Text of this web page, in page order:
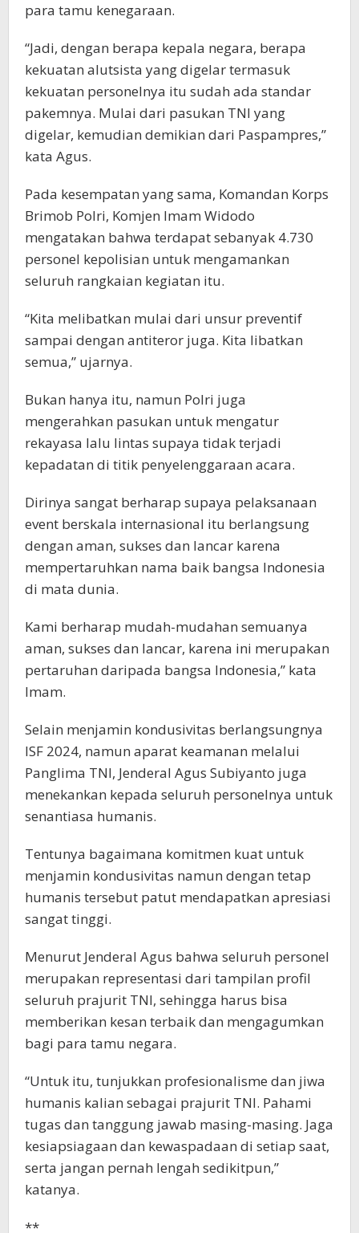
para tamu kenegaraan.
“Jadi, dengan berapa kepala negara, berapa
kekuatan alutsista yang digelar termasuk
kekuatan personelnya itu sudah ada standar
pakemnya. Mulai dari pasukan TNI yang
digelar, kemudian demikian dari Paspampres,”
kata Agus.
Pada kesempatan yang sama, Komandan Korps
Brimob Polri, Komjen Imam Widodo
mengatakan bahwa terdapat sebanyak 4.730
personel kepolisian untuk mengamankan
seluruh rangkaian kegiatan itu.
“Kita melibatkan mulai dari unsur preventif
sampai dengan antiteror juga. Kita libatkan
semua,” ujarnya.
Bukan hanya itu, namun Polri juga
mengerahkan pasukan untuk mengatur
rekayasa lalu lintas supaya tidak terjadi
kepadatan di titik penyelenggaraan acara.
Dirinya sangat berharap supaya pelaksanaan
event berskala internasional itu berlangsung
dengan aman, sukses dan lancar karena
mempertaruhkan nama baik bangsa Indonesia
di mata dunia.
Kami berharap mudah-mudahan semuanya
aman, sukses dan lancar, karena ini merupakan
pertaruhan daripada bangsa Indonesia,” kata
Imam.
Selain menjamin kondusivitas berlangsungnya
ISF 2024, namun aparat keamanan melalui
Panglima TNI, Jenderal Agus Subiyanto juga
menekankan kepada seluruh personelnya untuk
senantiasa humanis.
Tentunya bagaimana komitmen kuat untuk
menjamin kondusivitas namun dengan tetap
humanis tersebut patut mendapatkan apresiasi
sangat tinggi.
Menurut Jenderal Agus bahwa seluruh personel
merupakan representasi dari tampilan profil
seluruh prajurit TNI, sehingga harus bisa
memberikan kesan terbaik dan mengagumkan
bagi para tamu negara.
“Untuk itu, tunjukkan profesionalisme dan jiwa
humanis kalian sebagai prajurit TNI. Pahami
tugas dan tanggung jawab masing-masing. Jaga
kesiapsiagaan dan kewaspadaan di setiap saat,
serta jangan pernah lengah sedikitpun,”
katanya.
**